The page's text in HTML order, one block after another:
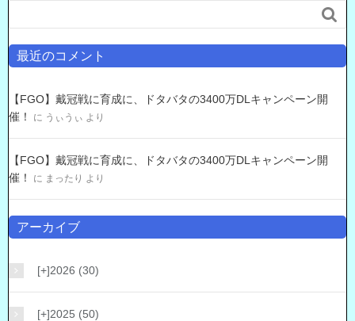

最近のコメント
【FGO】戴冠戦に育成に、ドタバタの3400万DLキャンペーン開
催！
に うぃうぃ より
【FGO】戴冠戦に育成に、ドタバタの3400万DLキャンペーン開
催！
に まったり より
アーカイブ
[+]2026 (30)
[+]2025 (50)